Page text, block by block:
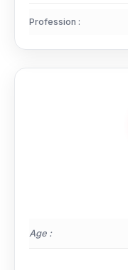
Profession :
Age :